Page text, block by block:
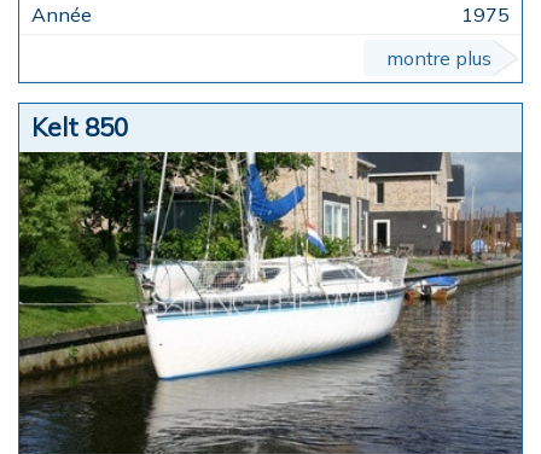
1975
montre plus
Kelt 850